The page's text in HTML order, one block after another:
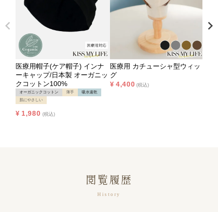
医療用帽子(ケア帽子) インナ
ーキャップ/日本製 オーガニッ
クコットン100%
オーガニックコットン 薄手
吸水速乾
肌にやさしい
¥ 1,980 税込
医療用 カチューシャ型ウィッ
グ
¥ 4,400 税込
閲覧履歴
History